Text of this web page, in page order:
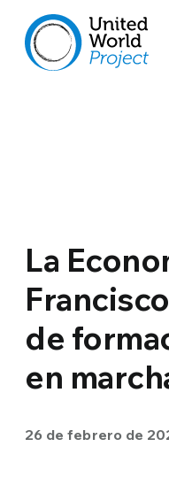
La
de
en
26 de febrero de